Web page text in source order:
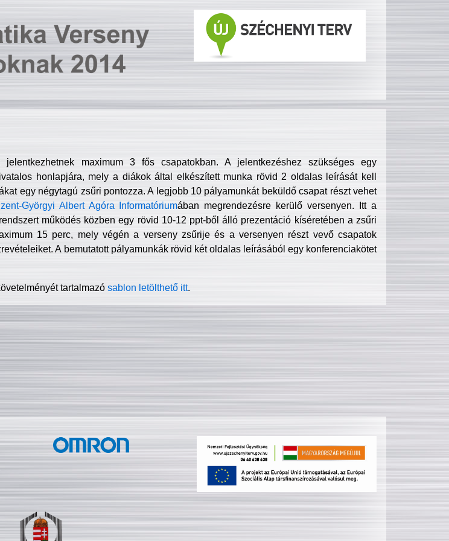
maximum 3 fős csapatokban. A jelentkezéshez szükséges egy
honlapjára, mely a diákok által elkészített munka rövid 2 oldalas leírását kell
egy négytagú zsűri pontozza. A legjobb 10 pályamunkát beküldő csapat részt vehet
Györgyi Albert Agóra Informatóriumában megrendezésre kerülő versenyen. Itt a
működés közben egy rövid 10-12 ppt-ből álló prezentáció kíséretében a zsűri
15 perc, mely végén a verseny zsűrije és a versenyen részt vevő csapatok
A bemutatott pályamunkák rövid két oldalas leírásából egy konferenciakötet
tartalmazósablon letölthető itt.